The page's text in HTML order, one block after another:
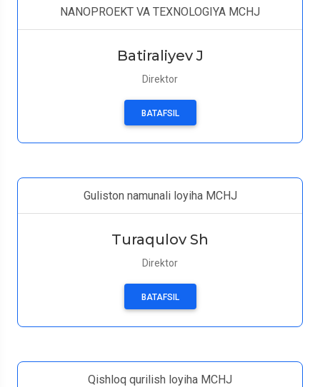
NANOPROEKT VA TEXNOLOGIYA MCHJ
Batiraliyev J
Direktor
BATAFSIL
Guliston namunali loyiha MCHJ
Turaqulov Sh
Direktor
BATAFSIL
Qishloq qurilish loyiha MCHJ